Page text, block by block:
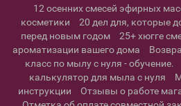
12 осенних смесей эфирных
косметики
20 дел для, которые
перед новым годом
25+ хюгге
ароматизации вашего дома
класс по мылу с нуля - обучение.
калькулятор для мыла с нуля
инструкции
Отзывы о работе